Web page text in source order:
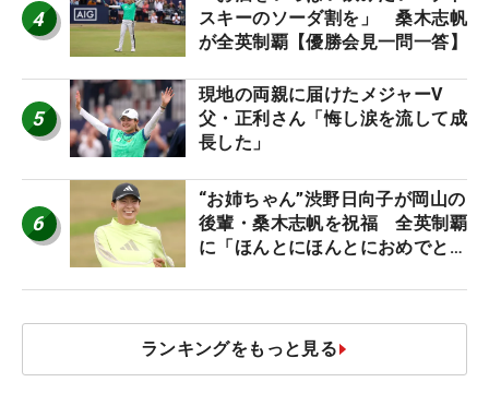
4
スキーのソーダ割を」 桑木志帆
が全英制覇【優勝会見一問一答】
5
現地の両親に届けたメジャーV
父・正利さん「悔し涙を流して成
長した」
6
“お姉ちゃん”渋野日向子が岡山の
後輩・桑木志帆を祝福 全英制覇
に「ほんとにほんとにおめでと
ランキングをもっと見る